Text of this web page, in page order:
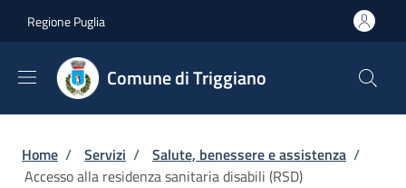
Regione Puglia
Comune di Triggiano
Briciole di pane
Home / Servizi / Salute, benessere e assistenza /
Accesso alla residenza sanitaria disabili (RSD)